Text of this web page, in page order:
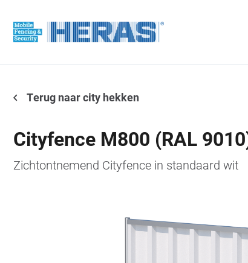
Terug naar city hekken
Cityfence M800 (RAL
Zichtontnemend Cityfence in standaard wit